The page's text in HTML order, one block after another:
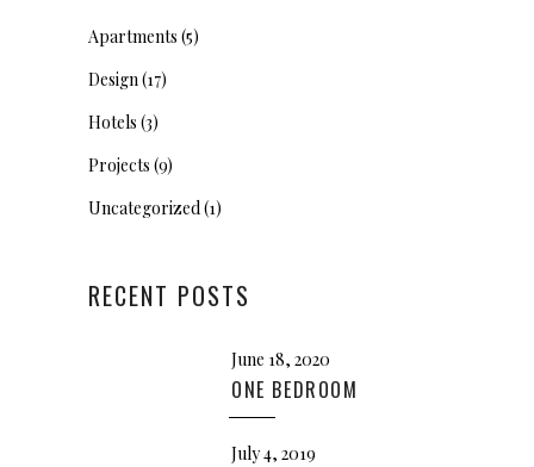
Apartments (5)
Design(17)
Hotels (3)
Projects (9)
Uncategorized(1)
RECENT POSTS
June 18, 2020
ONE BEDROOM
July 4, 2019